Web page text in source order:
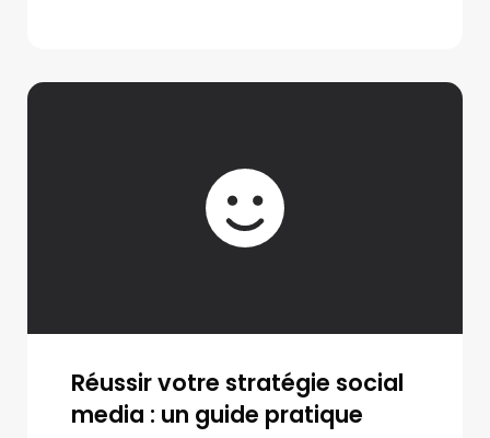
Réussir votre stratégie social
media : un guide pratique